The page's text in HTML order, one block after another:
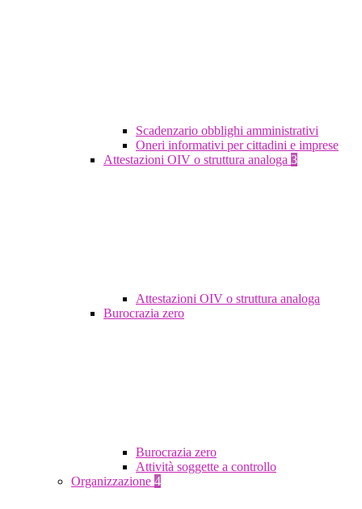
Scadenzario obblighi amministrativi
Oneri informativi per cittadini e imprese
Attestazioni OIV o struttura analoga 3
Attestazioni OIV o struttura analoga
Burocrazia zero
Burocrazia zero
Attività soggette a controllo
Organizzazione 4